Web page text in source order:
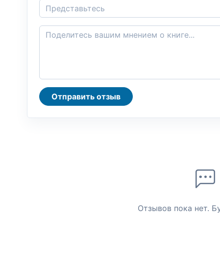
Отправить отзыв
Отзывов пока нет.